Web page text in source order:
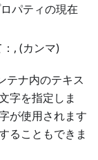
パティの現在
, (カンマ)
テナ内のテキス
字を指定しま
が使用されます
ることもできま